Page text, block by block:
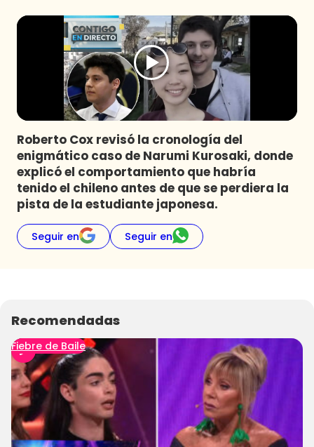
Roberto Cox revisó la cronología del
enigmático caso de Narumi Kurosaki, donde
explicó el comportamiento que habría
tenido el chileno antes de que se perdiera la
pista de la estudiante japonesa.
Seguir en Seguir en
Recomendadas
Fiebre de Baile
Programas
Club De La Comedia
Contigo en Directo
Plan Perfecto
El Tiempo
Sabingo
Todos Los Programas